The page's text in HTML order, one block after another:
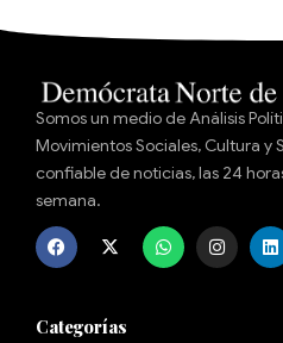
Somos un medio de Análisis
Movimientos Sociales, Cultura y
confiable de noticias, las 24
semana.
Categorías